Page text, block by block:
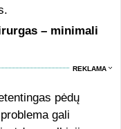
– minimali
REKLAMA
pėdų
gali